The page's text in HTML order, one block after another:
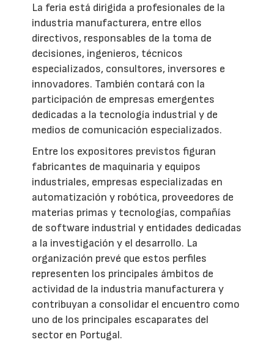
La feria está dirigida a profesionales de la
industria manufacturera, entre ellos
directivos, responsables de la toma de
decisiones, ingenieros, técnicos
especializados, consultores, inversores e
innovadores. También contará con la
participación de empresas emergentes
dedicadas a la tecnología industrial y de
medios de comunicación especializados.
Entre los expositores previstos figuran
fabricantes de maquinaria y equipos
industriales, empresas especializadas en
automatización y robótica, proveedores de
materias primas y tecnologías, compañías
de software industrial y entidades dedicadas
a la investigación y el desarrollo. La
organización prevé que estos perfiles
representen los principales ámbitos de
actividad de la industria manufacturera y
contribuyan a consolidar el encuentro como
uno de los principales escaparates del
sector en Portugal.